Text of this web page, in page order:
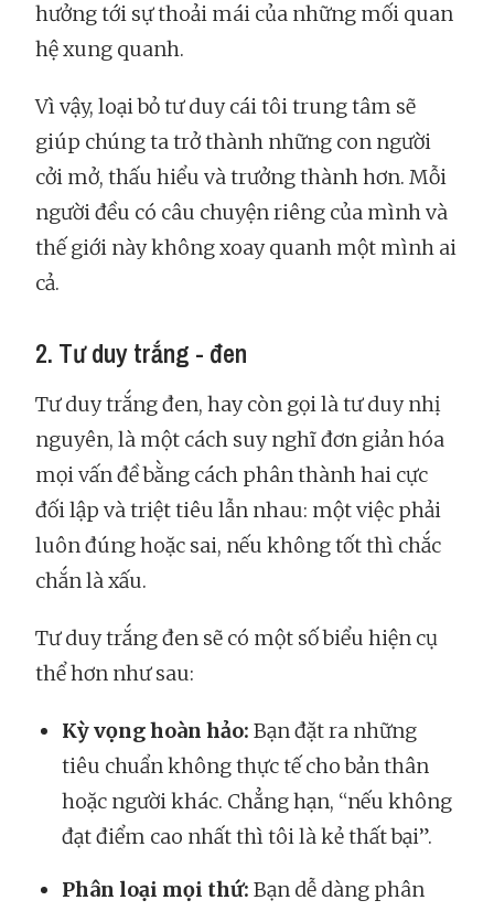
hưởng tới sự thoải mái của những mối quan
hệ xung quanh.
Vì vậy, loại bỏ tư duy cái tôi trung tâm sẽ
giúp chúng ta trở thành những con người
cởi mở, thấu hiểu và trưởng thành hơn. Mỗi
người đều có câu chuyện riêng của mình và
thế giới này không xoay quanh một mình ai
cả.
2. Tư duy trắng - đen
Tư duy trắng đen, hay còn gọi là tư duy nhị
nguyên, là một cách suy nghĩ đơn giản hóa
mọi vấn đề bằng cách phân thành hai cực
đối lập và triệt tiêu lẫn nhau: một việc phải
luôn đúng hoặc sai, nếu không tốt thì chắc
chắn là xấu.
Tư duy trắng đen sẽ có một số biểu hiện cụ
thể hơn như sau:
Kỳ vọng hoàn hảo: Bạn đặt ra những
tiêu chuẩn không thực tế cho bản thân
hoặc người khác. Chẳng hạn, “nếu không
đạt điểm cao nhất thì tôi là kẻ thất bại”.
Phân loại mọi thứ: Bạn dễ dàng phân